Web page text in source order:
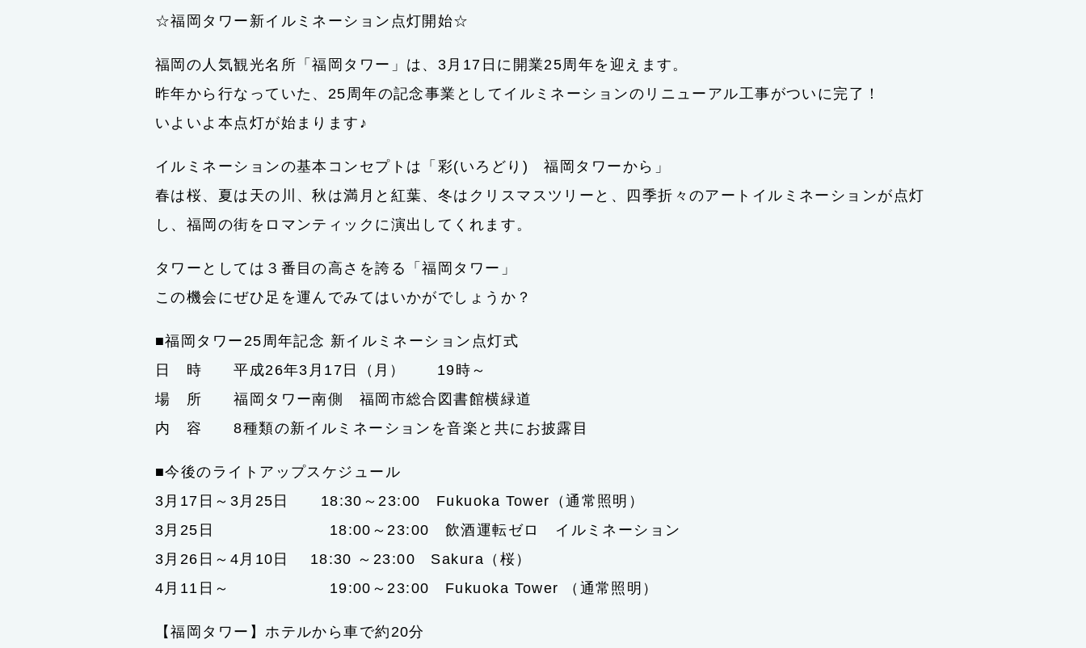
☆福岡タワー新イルミネーション点灯開始☆
福岡の人気観光名所「福岡タワー」は、3月17日に開業25周年を迎えます。
昨年から行なっていた、25周年の記念事業としてイルミネーションのリニューアル工事がついに完了！
いよいよ本点灯が始まります♪
イルミネーションの基本コンセプトは「彩(いろどり) 福岡タワーから」
春は桜、夏は天の川、秋は満月と紅葉、冬はクリスマスツリーと、四季折々のアートイルミネーションが点灯
し、福岡の街をロマンティックに演出してくれます。
タワーとしては３番目の高さを誇る「福岡タワー」
この機会にぜひ足を運んでみてはいかがでしょうか？
■福岡タワー25周年記念 新イルミネーション点灯式
日 時 平成26年3月17日（月） 19時～
場 所 福岡タワー南側 福岡市総合図書館横緑道
内 容 8種類の新イルミネーションを音楽と共にお披露目
■今後のライトアップスケジュール
3月17日～3月25日 18:30～23:00 Fukuoka Tower（通常照明）
3月25日 18:00～23:00 飲酒運転ゼロ イルミネーション
3月26日～4月10日 18:30 ～23:00 Sakura（桜）
4月11日～ 19:00～23:00 Fukuoka Tower （通常照明）
【福岡タワー】ホテルから車で約20分